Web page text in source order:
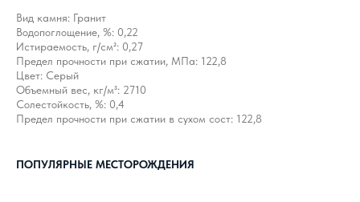
Вид камня: Гранит
Водопоглощение, %: 0,22
Истираемость, г/см²: 0,27
Предел прочности при сжатии, МПа: 122,8
Цвет: Серый
Объемный вес, кг/м³: 2710
Солестойкость, %: 0,4
Предел прочности при сжатии в сухом сост: 122,8
ПОПУЛЯРНЫЕ МЕСТОРОЖДЕНИЯ